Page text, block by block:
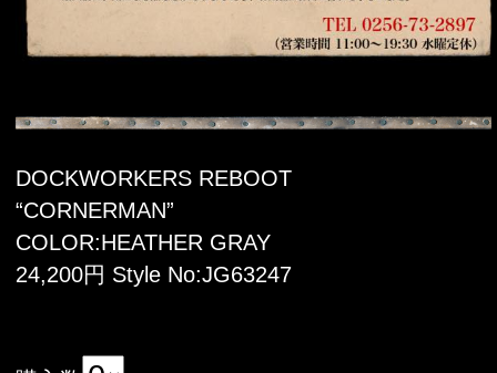
DOCKWORKERS REBOOT
“CORNERMAN”
COLOR:HEATHER GRAY
24,200円 Style No:JG63247